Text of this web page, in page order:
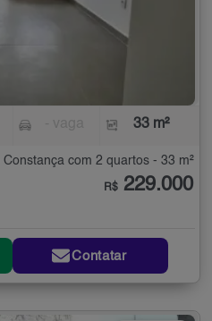
33 m²
com 2 quartos - 33 m²
R$ 229.000
Contatar